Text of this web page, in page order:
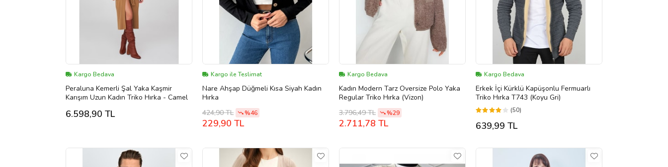
Kargo Bedava
Peraluna Kemerli Şal Yaka Kaşmir
Karışım Uzun Kadın Triko Hırka - Camel
6.598,90 TL
Kargo ile Teslimat
Nare Ahşap Düğmeli Kısa Siyah Kadın
Hırka
424,90 TL
%46
229,90 TL
Kargo Bedava
Kadın Modern Tarz Oversize Polo Yaka
Regular Triko Hırka (Vizon)
3.796,49 TL
%29
2.711,78 TL
Kargo Bedava
Erkek İçi Kürklü Kapüşonlu Fermuarlı
Triko Hırka T743 (Koyu Gri)
(50)
639,99 TL